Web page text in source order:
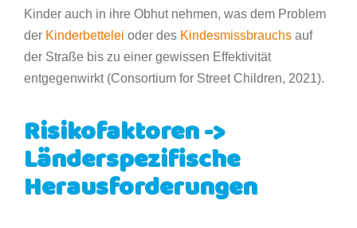
Kinder auch in ihre Obhut nehmen, was dem Problem
der Kinderbettelei oder des Kindesmissbrauchs auf
der Straße bis zu einer gewissen Effektivität
entgegenwirkt (Consortium for Street Children, 2021).
Risikofaktoren ->
Länderspezifische
Herausforderungen